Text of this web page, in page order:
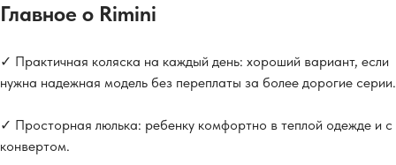
Главное о Rimini
✓ Практичная коляска на каждый день: хороший вариант, если
нужна надежная модель без переплаты за более дорогие серии.
✓ Просторная люлька: ребенку комфортно в теплой одежде и с
конвертом.